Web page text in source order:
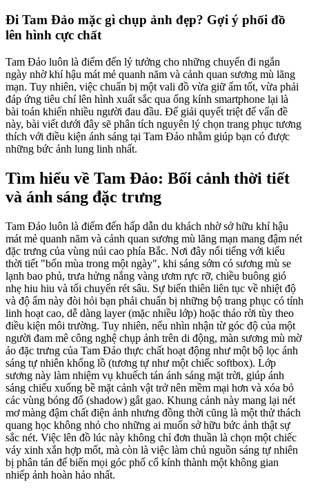
Đi Tam Đảo mặc gì chụp ảnh đẹp? Gợi ý phối đồ
lên hình cực chất
Tam Đảo luôn là điểm đến lý tưởng cho những chuyến đi ngắn
ngày nhờ khí hậu mát mẻ quanh năm và cảnh quan sương mù lãng
mạn. Tuy nhiên, việc chuẩn bị một vali đồ vừa giữ ấm tốt, vừa phải
đáp ứng tiêu chí lên hình xuất sắc qua ống kính smartphone lại là
bài toán khiến nhiều người đau đầu. Để giải quyết triệt để vấn đề
này, bài viết dưới đây sẽ phân tích nguyên lý chọn trang phục tương
thích với điều kiện ánh sáng tại Tam Đảo nhằm giúp bạn có được
những bức ảnh lung linh nhất.
Tìm hiểu về Tam Đảo: Bối cảnh thời tiết
và ánh sáng đặc trưng
Tam Đảo luôn là điểm đến hấp dẫn du khách nhờ sở hữu khí hậu
mát mẻ quanh năm và cảnh quan sương mù lãng mạn mang đậm nét
đặc trưng của vùng núi cao phía Bắc. Nơi đây nổi tiếng với kiểu
thời tiết "bốn mùa trong một ngày", khi sáng sớm có sương mù se
lạnh bao phủ, trưa hửng nắng vàng ươm rực rỡ, chiều buông gió
nhẹ hiu hiu và tối chuyển rét sâu. Sự biến thiên liên tục về nhiệt độ
và độ ẩm này đòi hỏi bạn phải chuẩn bị những bộ trang phục có tính
linh hoạt cao, dễ dàng layer (mặc nhiều lớp) hoặc tháo rời tùy theo
điều kiện môi trường. Tuy nhiên, nếu nhìn nhận từ góc độ của một
người đam mê công nghệ chụp ảnh trên di động, màn sương mù mờ
ảo đặc trưng của Tam Đảo thực chất hoạt động như một bộ lọc ánh
sáng tự nhiên khổng lồ (tương tự như một chiếc softbox). Lớp
sương này làm nhiệm vụ khuếch tán ánh sáng mặt trời, giúp ánh
sáng chiếu xuống bề mặt cảnh vật trở nên mềm mại hơn và xóa bỏ
các vùng bóng đổ (shadow) gắt gao. Khung cảnh này mang lại nét
mơ màng đậm chất điện ảnh nhưng đồng thời cũng là một thử thách
quang học không nhỏ cho những ai muốn sở hữu bức ảnh thật sự
sắc nét. Việc lên đồ lúc này không chỉ đơn thuần là chọn một chiếc
váy xinh xắn hợp mốt, mà còn là việc làm chủ nguồn sáng tự nhiên
bị phân tán để biến mọi góc phố cổ kính thành một không gian
nhiếp ảnh hoàn hảo nhất.